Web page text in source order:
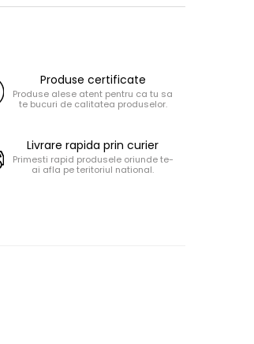
Produse certificate
Produse alese atent pentru ca tu sa
te bucuri de calitatea produselor.
Livrare rapida prin curier
Primesti rapid produsele oriunde te-
ai afla pe teritoriul national.